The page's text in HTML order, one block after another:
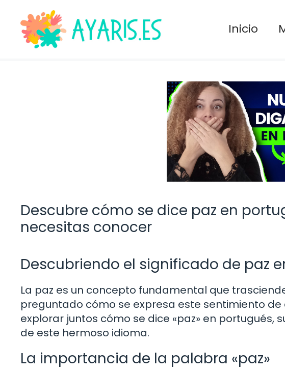
contenido
Inicio
Descubre cómo se dice paz en
necesitas conocer
Descubriendo el significado de paz
La paz es un concepto fundamental que
preguntado cómo se expresa este sentimiento
explorar juntos cómo se dice «paz» en portugués,
de este hermoso idioma.
La importancia de la palabra «paz»